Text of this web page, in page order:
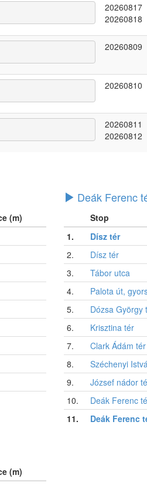
20260817
20260818
20260809
20260810
20260811
20260812
(m)
Deák Ferenc
Stop
1.
Dísz tér
2.
Dísz tér
3.
Tábor utca
4.
Palota út,
5.
Dózsa György
6.
Krisztina tér
7.
Clark Ádám tér
8.
Széchenyi
9.
József nádor
10.
Deák Ferenc
11.
Deák Ferenc
(m)